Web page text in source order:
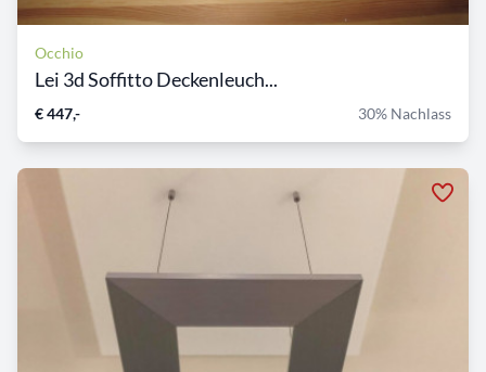
Occhio
Lei 3d Soffitto Deckenleuch...
€ 447,- 30% Nachlass